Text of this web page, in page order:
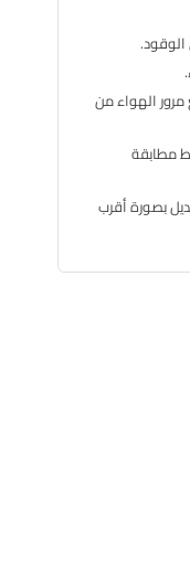
الهواء من
مطابقة
بصورة أقرب